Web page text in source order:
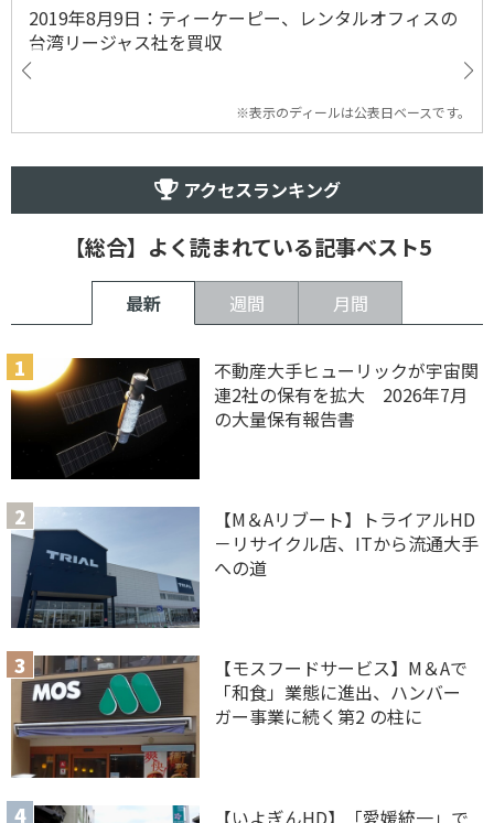
2019年8月9日：ティーケーピー、レンタルオフィスの
台湾リージャス社を買収
※表示のディールは公表日ベースです。
アクセスランキング
【総合】よく読まれている記事ベスト5
最新 週間 月間
不動産大手ヒューリックが宇宙関
連2社の保有を拡大 2026年7月
の大量保有報告書
【M＆Aリブート】トライアルHD
－リサイクル店、ITから流通大手
への道
【モスフードサービス】M＆Aで
「和食」業態に進出、ハンバー
ガー事業に続く第2 の柱に
【いよぎんHD】「愛媛統一」で